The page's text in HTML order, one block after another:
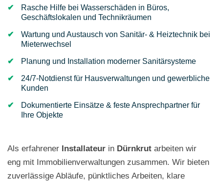
Rasche Hilfe bei Wasserschäden in Büros,
Geschäftslokalen und Technikräumen
Wartung und Austausch von Sanitär- & Heiztechnik bei
Mieterwechsel
Planung und Installation moderner Sanitärsysteme
24/7-Notdienst für Hausverwaltungen und gewerbliche
Kunden
Dokumentierte Einsätze & feste Ansprechpartner für
Ihre Objekte
Als erfahrener Installateur in Dürnkrut arbeiten wir
eng mit Immobilienverwaltungen zusammen. Wir bieten
zuverlässige Abläufe, pünktliches Arbeiten, klare